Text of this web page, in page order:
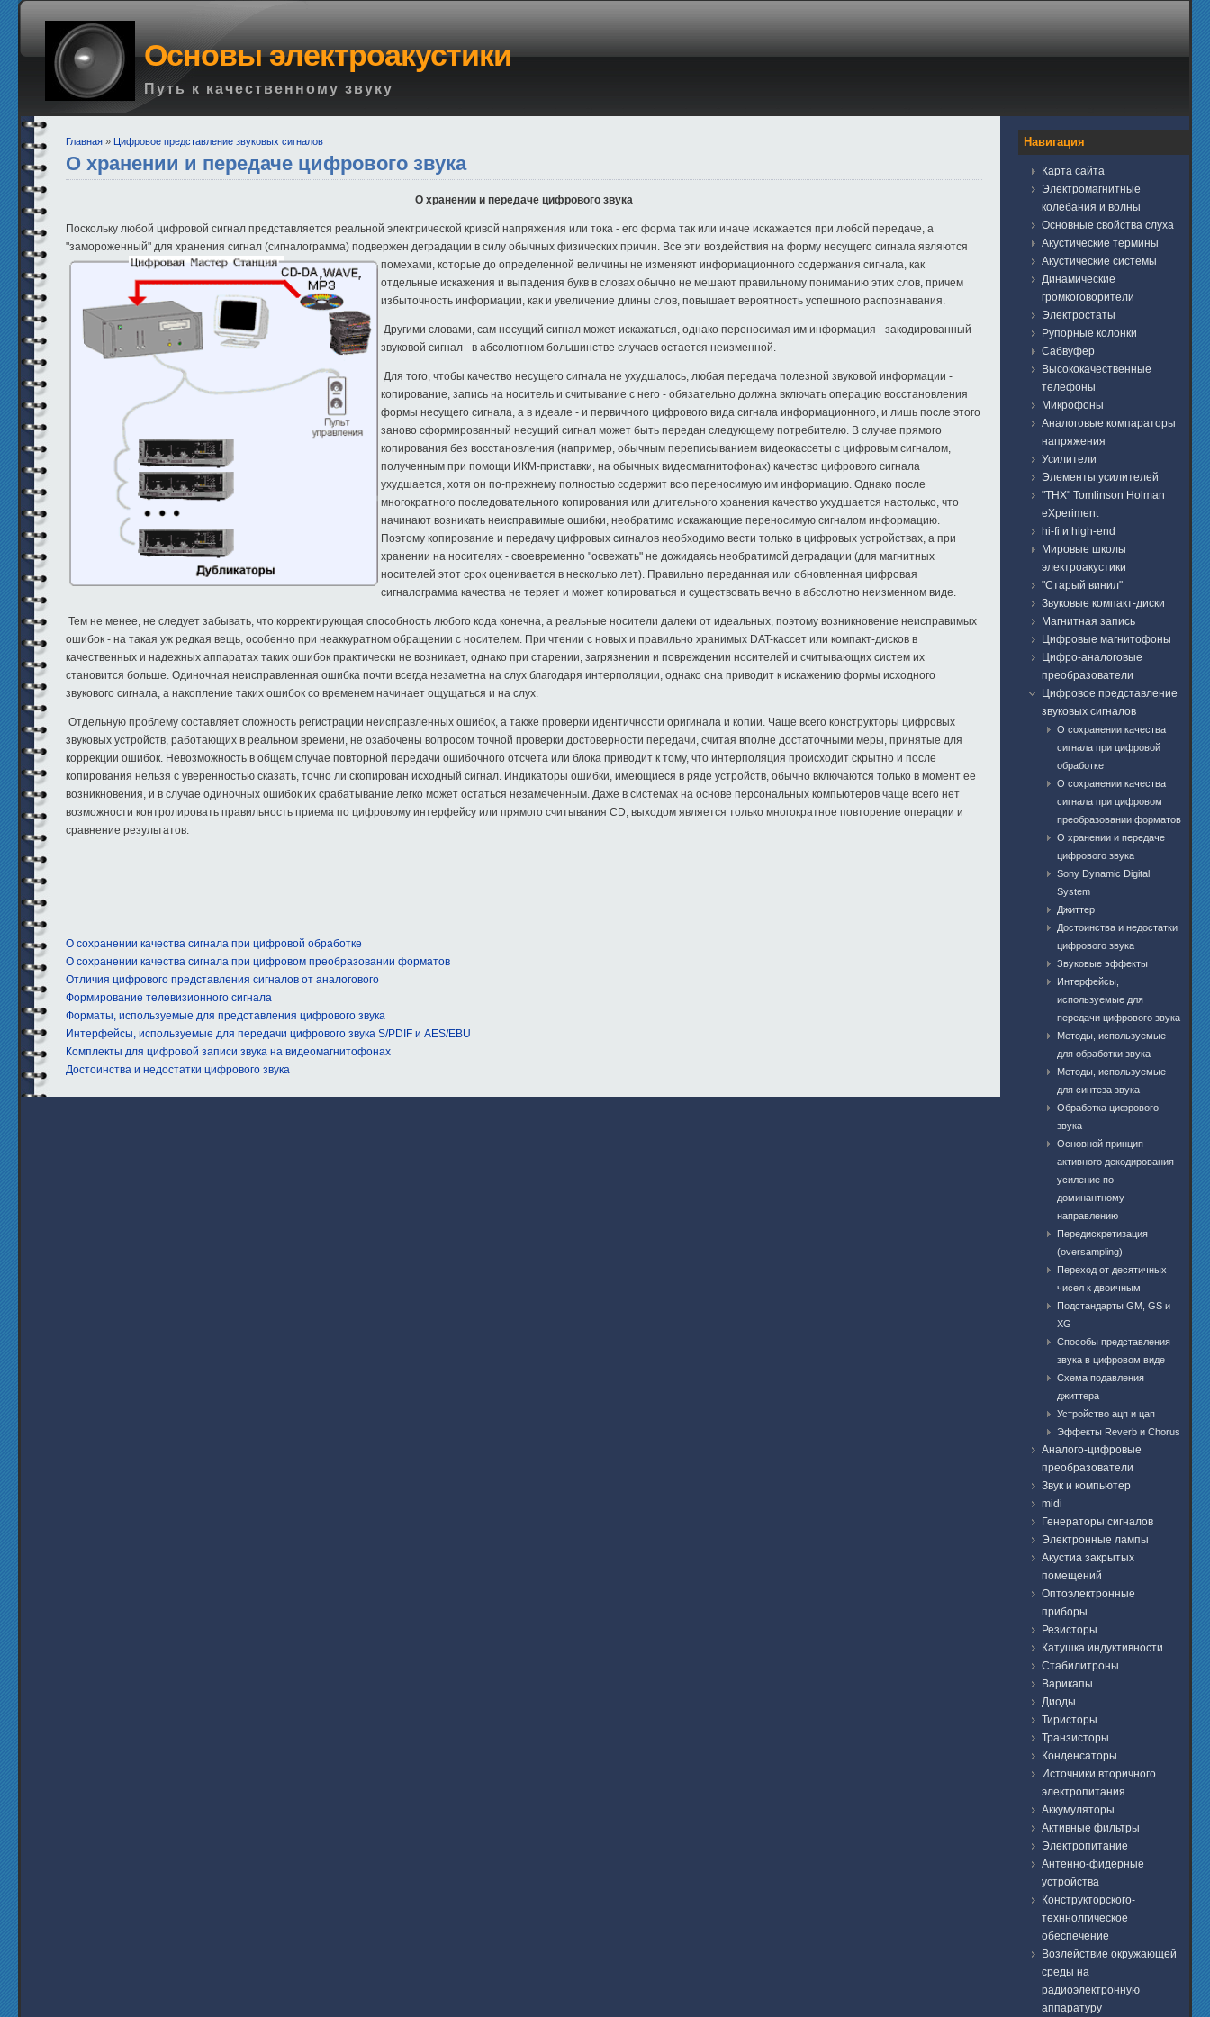
Основы электроакустики
Путь к качественному звуку
Главная » Цифровое представление звуковых сигналов
O хранении и передаче цифрового звука
O хранении и передаче цифрового звука
Поскольку любой цифровой сигнал представляется реальной электрической кривой напряжения или тока - его форма так или иначе искажается при любой передаче, а
"замороженный" для хранения сигнал (сигналограмма) подвержен деградации в силу обычных физических причин. Все эти воздействия на форму несущего сигнала являются
помехами, которые до определенной величины не изменяют информационного содержания сигнала, как
отдельные искажения и выпадения букв в словах обычно не мешают правильному пониманию этих слов, причем
избыточность информации, как и увеличение длины слов, повышает вероятность успешного распознавания.
Другими словами, сам несущий сигнал может искажаться, однако переносимая им информация - закодированный
звуковой сигнал - в абсолютном большинстве случаев остается неизменной.
Для того, чтобы качество несущего сигнала не ухудшалось, любая передача полезной звуковой информации -
копирование, запись на носитель и считывание с него - обязательно должна включать операцию восстановления
формы несущего сигнала, а в идеале - и первичного цифрового вида сигнала информационного, и лишь после этого
заново сформированный несущий сигнал может быть передан следующему потребителю. В случае прямого
копирования без восстановления (например, обычным переписыванием видеокассеты с цифровым сигналом,
полученным при помощи ИКМ-приставки, на обычных видеомагнитофонах) качество цифрового сигнала
ухудшается, хотя он по-прежнему полностью содержит всю переносимую им информацию. Однако после
многократного последовательного копирования или длительного хранения качество ухудшается настолько, что
начинают возникать неисправимые ошибки, необратимо искажающие переносимую сигналом информацию.
Поэтому копирование и передачу цифровых сигналов необходимо вести только в цифровых устройствах, а при
хранении на носителях - своевременно "освежать" не дожидаясь необратимой деградации (для магнитных
носителей этот срок оценивается в несколько лет). Правильно переданная или обновленная цифровая
сигналограмма качества не теряет и может копироваться и существовать вечно в абсолютно неизменном виде.
Тем не менее, не следует забывать, что корректирующая способность любого кода конечна, а реальные носители далеки от идеальных, поэтому возникновение неисправимых
ошибок - на такая уж редкая вещь, особенно при неаккуратном обращении с носителем. При чтении с новых и правильно хранимых DAT-кассет или компакт-дисков в
качественных и надежных аппаратах таких ошибок практически не возникает, однако при старении, загрязнении и повреждении носителей и считывающих систем их
становится больше. Одиночная неисправленная ошибка почти всегда незаметна на слух благодаря интерполяции, однако она приводит к искажению формы исходного
звукового сигнала, а накопление таких ошибок со временем начинает ощущаться и на слух.
Отдельную проблему составляет сложность регистрации неисправленных ошибок, а также проверки идентичности оригинала и копии. Чаще всего конструкторы цифровых
звуковых устройств, работающих в реальном времени, не озабочены вопросом точной проверки достоверности передачи, считая вполне достаточными меры, принятые для
коррекции ошибок. Невозможность в общем случае повторной передачи ошибочного отсчета или блока приводит к тому, что интерполяция происходит скрытно и после
копирования нельзя с уверенностью сказать, точно ли скопирован исходный сигнал. Индикаторы ошибки, имеющиеся в ряде устройств, обычно включаются только в момент ее
возникновения, и в случае одиночных ошибок их срабатывание легко может остаться незамеченным. Даже в системах на основе персональных компьютеров чаще всего нет
возможности контролировать правильность приема по цифровому интерфейсу или прямого считывания CD; выходом является только многократное повторение операции и
сравнение результатов.
O сохранении качества сигнала при цифровой обработке
O сохранении качества сигнала при цифровом преобразовании форматов
Отличия цифрового представления сигналов от аналогового
Формирование телевизионного сигнала
Форматы, используемые для представления цифрового звука
Интерфейсы, используемые для передачи цифрового звука S/PDIF и AES/EBU
Комплекты для цифровой записи звука на видеомагнитофонах
Достоинства и недостатки цифрового звука
Навигация
Карта сайта
Электромагнитные
колебания и волны
Основные свойства слуха
Акустические термины
Акустические системы
Динамические
громкоговорители
Электростаты
Рупорные колонки
Сабвуфер
Высококачественные
телефоны
Микрофоны
Аналоговые компараторы
напряжения
Усилители
Элементы усилителей
"THX" Tomlinson Holman
eXperiment
hi-fi и high-end
Мировые школы
электроакустики
"Старый винил"
Звуковые компакт-диски
Магнитная запись
Цифровые магнитофоны
Цифро-аналоговые
преобразователи
Цифровое представление
звуковых сигналов
O сохранении качества
сигнала при цифровой
обработке
O сохранении качества
сигнала при цифровом
преобразовании форматов
O хранении и передаче
цифрового звука
Sony Dynamic Digital
System
Джиттер
Достоинства и недостатки
цифрового звука
Звуковые эффекты
Интерфейсы,
используемые для
передачи цифрового звука
Методы, используемые
для обpаботки звука
Методы, используемые
для синтеза звука
Обработка цифрового
звука
Основной принцип
активного декодирования -
усиление по
доминантному
направлению
Передискретизация
(oversampling)
Переход от десятичных
чисел к двоичным
Подстандарты GM, GS и
XG
Способы представления
звука в цифровом виде
Схема подавления
джиттера
Устройство ацп и цап
Эффекты Reverb и Chorus
Аналого-цифровые
преобразователи
Звук и компьютер
midi
Генераторы сигналов
Электронные лампы
Акустиа закрытых
помещений
Оптоэлектронные
приборы
Резисторы
Катушка индуктивности
Стабилитроны
Варикапы
Диоды
Тиристоры
Транзисторы
Конденсаторы
Источники вторичного
электропитания
Аккумуляторы
Активные фильтры
Электропитание
Антенно-фидерные
устройства
Конструкторского-
техннолгическое
обеспечение
Возлействие окружающей
среды на
радиоэлектронную
аппаратуру